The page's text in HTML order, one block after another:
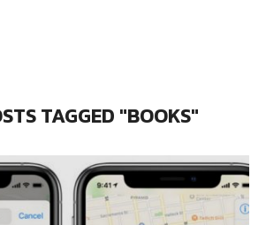
TAGGED "BOOKS"